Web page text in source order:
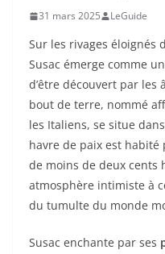
31 mars 2025 LeGuide
Sur les rivages éloignés
Susac émerge comme
d’être découvert par les
bout de terre, nommé
les Italiens, se situe
havre de paix est
de moins de deux cents
atmosphère intimiste à
du tumulte du monde
Susac enchante par ses